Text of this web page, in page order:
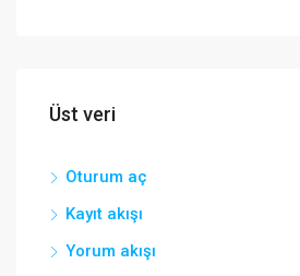
Üst veri
Oturum aç
Kayıt akışı
Yorum akışı